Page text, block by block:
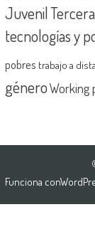
Juvenil
tecnologías y
pobres trabajo a
géneroWorking
Funciona con